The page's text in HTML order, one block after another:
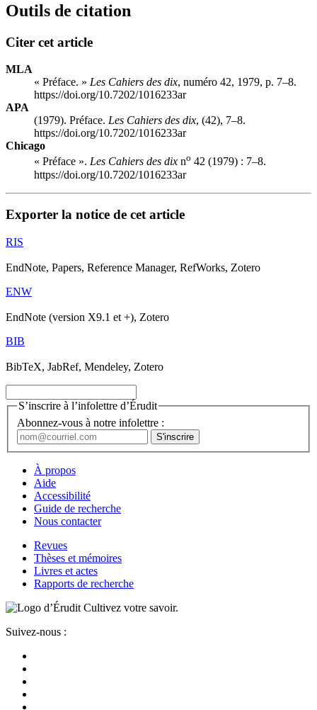
Outils de citation
Citer cet article
MLA
« Préface. » Les Cahiers des dix, numéro 42, 1979, p. 7–8.
https://doi.org/10.7202/1016233ar
APA
(1979). Préface. Les Cahiers des dix, (42), 7–8.
https://doi.org/10.7202/1016233ar
Chicago
« Préface ». Les Cahiers des dix no 42 (1979) : 7–8.
https://doi.org/10.7202/1016233ar
Exporter la notice de cet article
RIS
EndNote, Papers, Reference Manager, RefWorks, Zotero
ENW
EndNote (version X9.1 et +), Zotero
BIB
BibTeX, JabRef, Mendeley, Zotero
S’inscrire à l’infolettre d’Érudit
Abonnez-vous à notre infolettre :
À propos
Aide
Accessibilité
Guide de recherche
Nous contacter
Revues
Thèses et mémoires
Livres et actes
Rapports de recherche
Cultivez votre savoir.
Suivez-nous :